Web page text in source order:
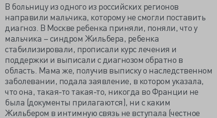
В больницу из одного из российских регионов
направили мальчика, которому не смогли поставить
диагноз. В Москве ребенка приняли, поняли, что у
мальчика – синдром Жильбера, ребенка
стабилизировали, прописали курс лечения и
поддержки и выписали с диагнозом обратно в
область. Мама же, получив выписку о наследственном
заболевании, подала заявление, в котором указала,
что она, такая-то такая-то, никогда во Франции не
была (документы прилагаются), ни с каким
Жильбером в интимную связь не вступала (честное